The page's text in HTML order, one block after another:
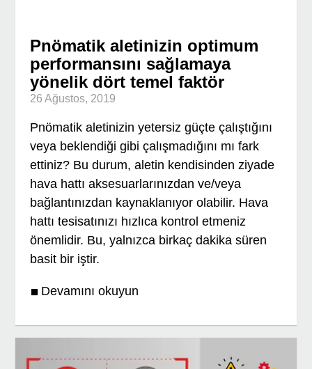
Pnömatik aletinizin optimum
performansını sağlamaya
yönelik dört temel faktör
26 Ağustos, 2019
Pnömatik aletinizin yetersiz güçte çalıştığını
veya beklendiği gibi çalışmadığını mı fark
ettiniz? Bu durum, aletin kendisinden ziyade
hava hattı aksesuarlarınızdan ve/veya
bağlantınızdan kaynaklanıyor olabilir. Hava
hattı tesisatınızı hızlıca kontrol etmeniz
önemlidir. Bu, yalnızca birkaç dakika süren
basit bir iştir.
Devamını okuyun